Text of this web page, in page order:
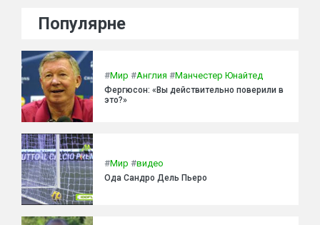
Популярне
#Мир #Англия #Манчестер Юнайтед
Фергюсон: «Вы действительно поверили в
это?»
#Мир #видео
Ода Сандро Дель Пьеро